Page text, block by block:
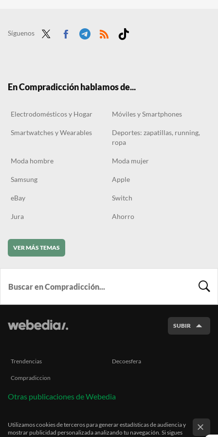
Síguenos
En Compradicción hablamos de...
Electrodomésticos y Hogar Móviles y Smartphones
Smartwatches y Wearables
Deportes: zapatillas, running,
ropa
Moda hombre Moda mujer
Samsung Apple
eBay Switch
Jura Ahorro
VER MÁS TEMAS
SUBIR
Trendencias Decoesfera
Compradiccion
Otras publicaciones de Webedia
Utilizamos cookies de terceros para generar estadísticas de audiencia y
mostrar publicidad personalizada analizando tu navegación. Si sigues